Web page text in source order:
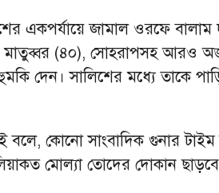
একপর্যায়ে জামাল ওরফে বালাম
মাতুব্বর (৪০), সোহরাপসহ আরও
দেন। সালিশের মধ্যে তাকে
বলে, কোনো সাংবাদিক গুনার
মোল্যা তোদের দোকান